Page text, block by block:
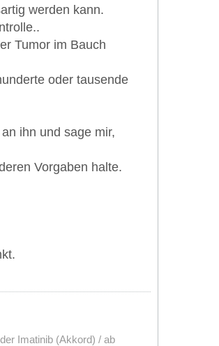
werden kann.
Tumor im Bauch
oder tausende
ihn und sage mir,
Vorgaben halte.
Imatinib (Akkord) / ab